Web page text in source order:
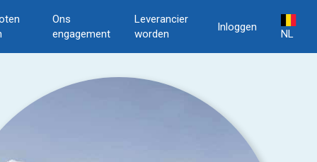
Ons
engagement
Leverancier
worden
Inloggen
NL